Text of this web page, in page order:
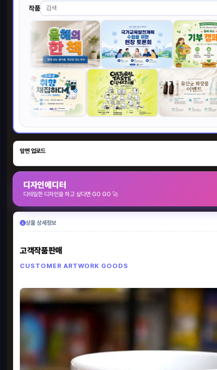
작품
앞면 업로드
디자인에디터
디테일한 디자인을 하고 싶다면 GO GO 🚀
상품 상세정보
고객작품판매
CUSTOMER ARTWORK GOODS